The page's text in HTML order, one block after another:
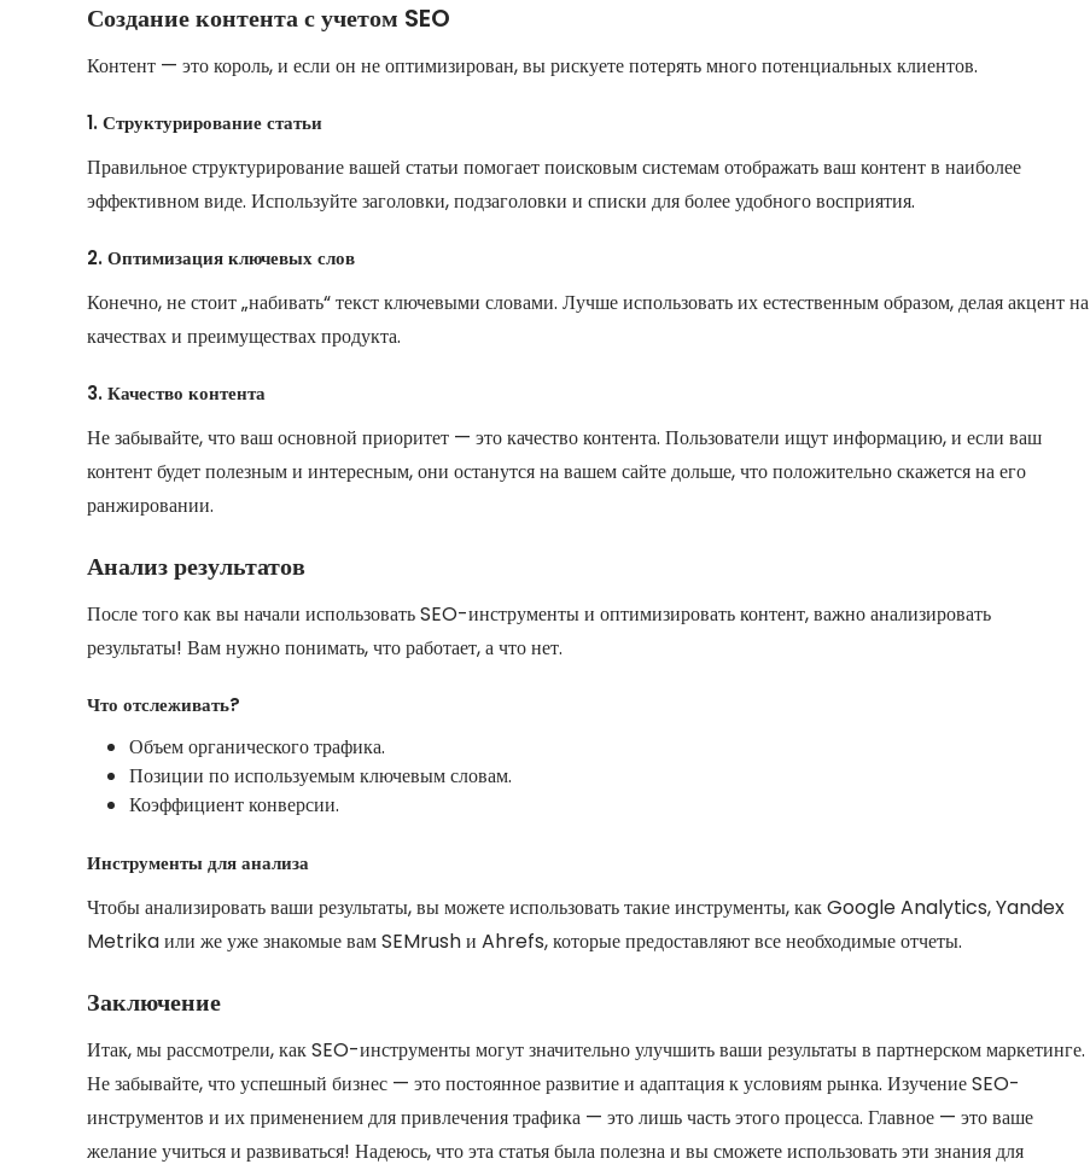
Создание контента с учетом SEO
Контент — это король, и если он не оптимизирован, вы рискуете потерять много потенциальных клиентов.
1. Структурирование статьи
Правильное структурирование вашей статьи помогает поисковым системам отображать ваш контент в наиболее
эффективном виде. Используйте заголовки, подзаголовки и списки для более удобного восприятия.
2. Оптимизация ключевых слов
Конечно, не стоит „набивать“ текст ключевыми словами. Лучше использовать их естественным образом, делая акцент на
качествах и преимуществах продукта.
3. Качество контента
Не забывайте, что ваш основной приоритет — это качество контента. Пользователи ищут информацию, и если ваш
контент будет полезным и интересным, они останутся на вашем сайте дольше, что положительно скажется на его
ранжировании.
Анализ результатов
После того как вы начали использовать SEO-инструменты и оптимизировать контент, важно анализировать
результаты! Вам нужно понимать, что работает, а что нет.
Что отслеживать?
Объем органического трафика.
Позиции по используемым ключевым словам.
Коэффициент конверсии.
Инструменты для анализа
Чтобы анализировать ваши результаты, вы можете использовать такие инструменты, как Google Analytics, Yandex
Metrika или же уже знакомые вам SEMrush и Ahrefs, которые предоставляют все необходимые отчеты.
Заключение
Итак, мы рассмотрели, как SEO-инструменты могут значительно улучшить ваши результаты в партнерском маркетинге.
Не забывайте, что успешный бизнес — это постоянное развитие и адаптация к условиям рынка. Изучение SEO-
инструментов и их применением для привлечения трафика — это лишь часть этого процесса. Главное — это ваше
желание учиться и развиваться! Надеюсь, что эта статья была полезна и вы сможете использовать эти знания для